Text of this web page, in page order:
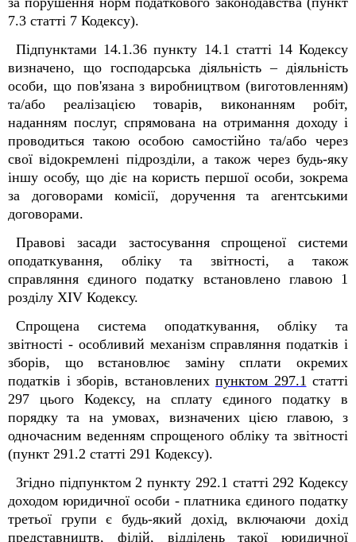
7.3 статті 7 Кодексу).
Підпунктами 14.1.36 пункту 14.1 статті 14 Кодексу
визначено, що господарська діяльність – діяльність
особи, що пов'язана з виробництвом (виготовленням)
та/або реалізацією товарів, виконанням робіт,
наданням послуг, спрямована на отримання доходу і
проводиться такою особою самостійно та/або через
свої відокремлені підрозділи, а також через будь-яку
іншу особу, що діє на користь першої особи, зокрема
за договорами комісії, доручення та агентськими
договорами.
Правові засади застосування спрощеної системи
оподаткування, обліку та звітності, а також
справляння єдиного податку встановлено главою 1
розділу XIV Кодексу.
Спрощена система оподаткування, обліку та
звітності - особливий механізм справляння податків і
зборів, що встановлює заміну сплати окремих
податків і зборів, встановлених пунктом 297.1 статті
297 цього Кодексу, на сплату єдиного податку в
порядку та на умовах, визначених цією главою, з
одночасним веденням спрощеного обліку та звітності
(пункт 291.2 статті 291 Кодексу).
Згідно підпунктом2 пункту 292.1 статті292 Кодексу
доходом юридичної особи - платника єдиного податку
третьої групи є будь-який дохід, включаючи дохід
представництв, філій, відділень такої юридичної